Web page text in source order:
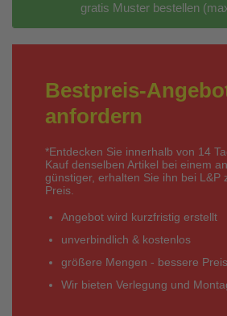
gratis Muster bestellen
Bestpreis-
anfordern
*Entdecken Sie innerhalb von 14
Kauf denselben Artikel bei einem
günstiger, erhalten Sie ihn bei L&P
Preis.
Angebot wird kurzfristig erstellt
unverbindlich & kostenlos
größere Mengen - bessere
Wir bieten Verlegung und